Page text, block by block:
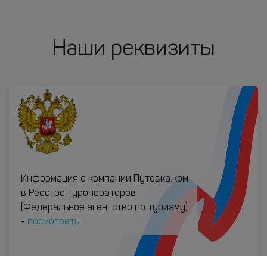
Наши реквизиты
Информация о компании Путевка.ком
в Реестре туроператоров
(Федеральное агентство по туризму)
- посмотреть